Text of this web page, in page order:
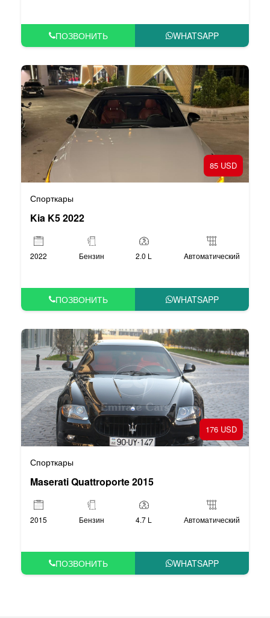
ПОЗВОНИТЬ WHATSAPP
85 USD
Спорткары
Kia K5 2022
2022 Бензин 2.0 L Aвтоматический
ПОЗВОНИТЬ WHATSAPP
176 USD
Спорткары
Maserati Quattroporte 2015
2015 Бензин 4.7 L Автоматический
ПОЗВОНИТЬ WHATSAPP